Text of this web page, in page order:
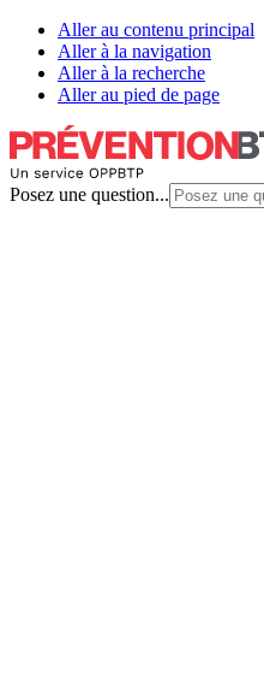
Aller au contenu principal
Aller à la navigation
Aller à la recherche
Aller au pied de page
Posez une question...